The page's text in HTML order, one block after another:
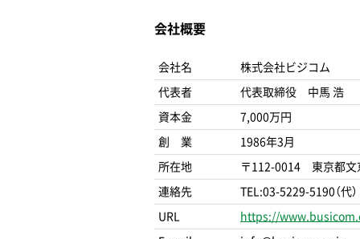
会社概要
会社名 株式会社ビジコム
代表者 代表取締役 中馬 浩
資本金 7,000万円
創 業 1986年3月
所在地 〒112-0014 東京都文
連絡先 TEL:03-5229-5190（代
URL https://